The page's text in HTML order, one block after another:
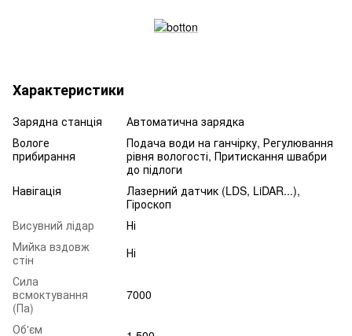
Характеристики
Зарядна станція
Автоматична зарядка
Вологе
прибирання
Подача води на ганчірку, Регулювання
рівня вологості, Притискання швабри
до підлоги
Навігація
Лазерний датчик (LDS, LiDAR...),
Гіроскоп
Висувний лідар
Ні
Мийка вздовж
стін
Ні
Сила
всмоктування
(Па)
7000
Об'єм